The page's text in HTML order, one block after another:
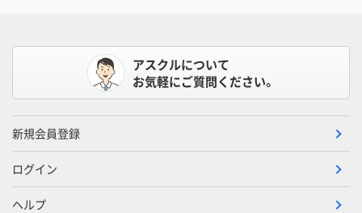
アスクルについて
お気軽にご質問ください。
新規会員登録
ログイン
ヘルプ